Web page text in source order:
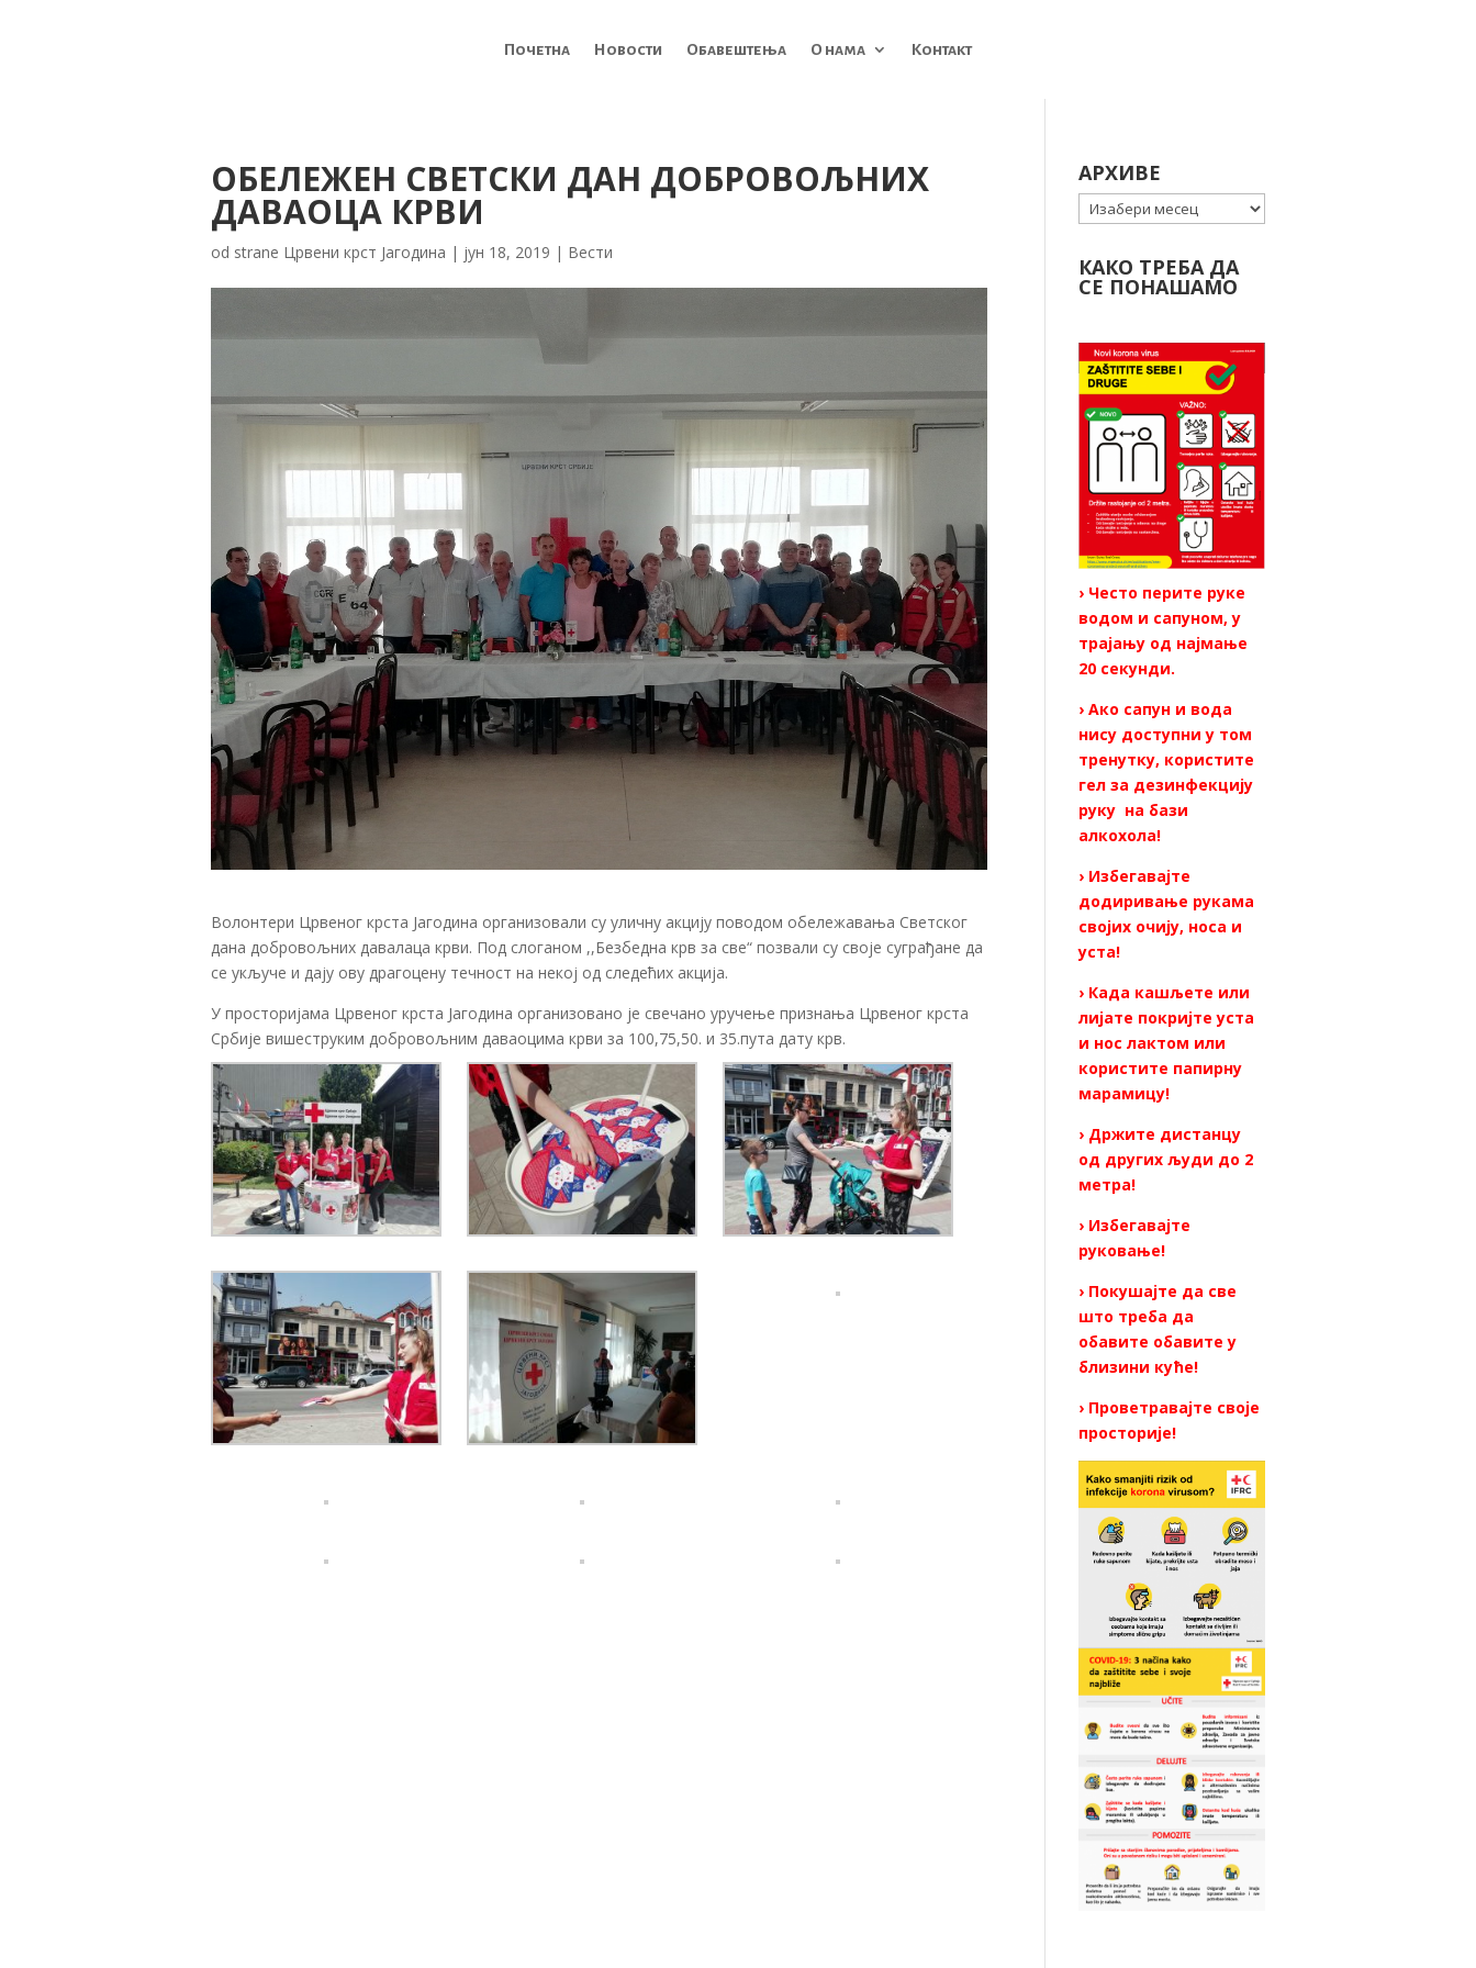
Почетна Новости Обавештења О нама Контакт
ОБЕЛЕЖЕН СВЕТСКИ ДАН ДОБРОВОЉНИХ
ДАВАОЦА КРВИ
od strane Црвени крст Јагодина | јун 18, 2019 | Вести
Волонтери Црвеног крста Јагодина организовали су уличну акцију поводом обележавања Светског
дана добровољних давалаца крви. Под слоганом ,,Безбедна крв за све“ позвали су своје суграђане да
се укључе и дају ову драгоцену течност на некој од следећих акција.
У просторијама Црвеног крста Јагодина организовано је свечано уручење признања Црвеног крста
Србије вишеструким добровољним даваоцима крви за 100,75,50. и 35.пута дату крв.
АРХИВЕ
Архиве
КАКО ТРЕБА ДА
СЕ ПОНАШАМО
› Често перите руке
водом и сапуном, у
трајању од најмање
20 секунди.
› Ако сапун и вода
нису доступни у том
тренутку, користите
гел за дезинфекцију
руку на бази
алкохола!
› Избегавајте
додиривање рукама
својих очију, носа и
уста!
› Када кашљете или
лијате покријте уста
и нос лактом или
користите папирну
марамицу!
› Држите дистанцу
од других људи до 2
метра!
› Избегавајте
руковање!
› Покушајте да све
што треба да
обавите обавите у
близини куће!
› Проветравајте своје
просторије!